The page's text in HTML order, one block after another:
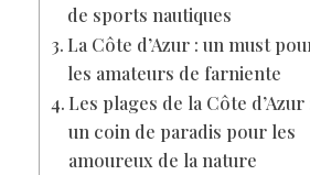
de sports nautiques
La Côte d’Azur : un must
les amateurs de farniente
Les plages de la Côte d’Azur
un coin de paradis pour les
amoureux de la nature